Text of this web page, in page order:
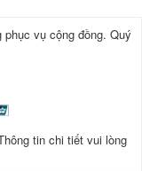
vụ cộng đồng. Quý
tin chi tiết vui lòng